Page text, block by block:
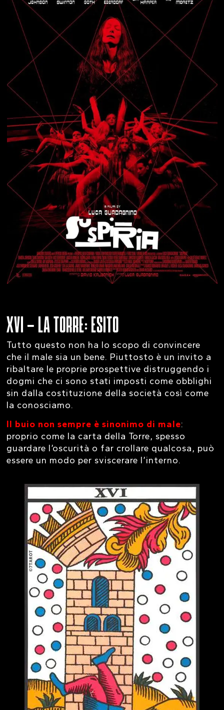
XVI – LA TORRE: ESITO
Tutto questo non ha lo scopo di convincere
che il male sia un bene. Piuttosto è un invito a
ribaltare le proprie prospettive distruggendo i
dogmi che ci sono stati imposti come obblighi
sin dalla costituzione della società così come
la conosciamo.
Il buio non sempre è sinonimo di male:
proprio come la carta della Torre, spesso
guardare l’oscurità o far crollare qualcosa, può
essere un modo per sviscerare l’interno.